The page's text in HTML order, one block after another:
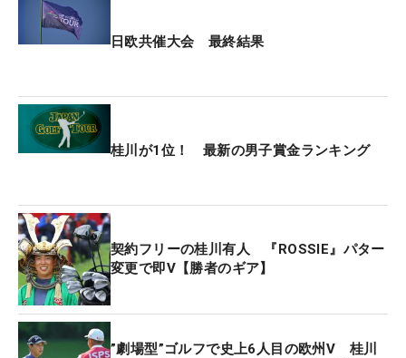
日欧共催大会 最終結果
桂川が1位！ 最新の男子賞金ランキング
契約フリーの桂川有人 『ROSSIE』パター
変更で即V【勝者のギア】
”劇場型”ゴルフで史上6人目の欧州V 桂川